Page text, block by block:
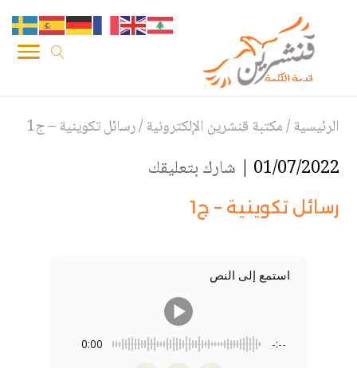
الرئيسية/مكتبة قنشرين الإلكترونية/رسائل تكوينية – ج1
01/07/2022 | شارك بتعليقك
رسائل تكوينية – ج1
استمع إلى النص
0:00 -:--